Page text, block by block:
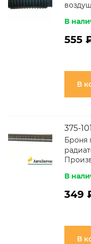
В
555
В
375-
Броня
В
349
В